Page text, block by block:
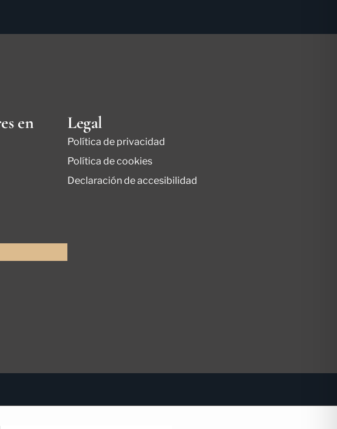
en
Legal
Política de privacidad
Política de cookies
Declaración de accesibilidad